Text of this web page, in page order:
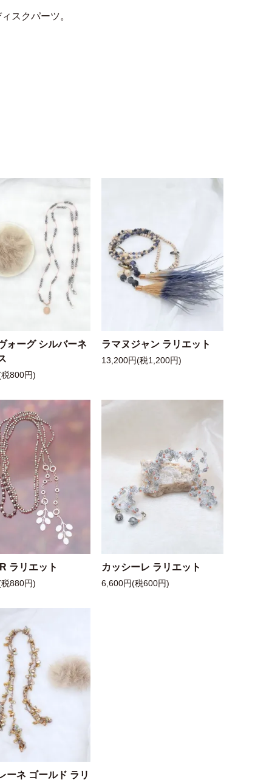
スクパーツ。
ォーグ シルバーネ
800円)
ラマヌジャン ラリエット
13,200円(税1,200円)
ラリエット
880円)
カッシーレ ラリエット
6,600円(税600円)
ーネ ゴールド ラリ